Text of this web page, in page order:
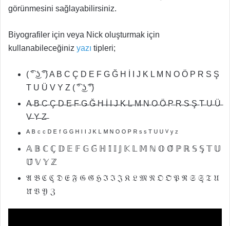
görünmesini sağlayabilirsiniz.
Biyografiler için veya Nick oluşturmak için
kullanabileceğiniz yazı tipleri;
( ͡° ͜ʖ ͡°) A B C Ç D E F G Ğ H İ I J K L M N O Ö P R S Ş
T U Ü V Y Z ( ͡° ͜ʖ ͡°)
A̶ B̶ C̶ Ç̶ D̶ E̶ F̶ G̶ Ğ̶ H̶ İ̶ I̶ J̶ K̶ L̶ M̶ N̶ O̶ Ö̶ P̶ R̶ S̶ Ş̶ T̶ U̶ Ü̶
V̶ Y̶ Z̶
ᴬ ᴮ ᶜ ᶜ ᴰ ᴱ ᶠ ᴳ ᴳ ᴴ ᴵ ᴵ ᴶ ᴷ ᴸ ᴹ ᴺ ᴼ ᴼ ᴾ ᴿ ˢ ˢ ᵀ ᵁ ᵁ ⱽ ʸ ᶻ
𝔸 𝔹 ℂ ℂ̧ 𝔻 𝔼 𝔽 𝔾 𝔾̆ ℍ 𝕀̇ 𝕀 𝕁 𝕂 𝕃 𝕄 ℕ 𝕆 𝕆̈ ℙ ℝ 𝕊 𝕊̧ 𝕋 𝕌
𝕌̈ 𝕍 𝕐 ℤ
𝔄 𝔅 ℭ ℭ̧ 𝔇 𝔈 𝔉 𝔊 𝔊̆ ℌ ℑ̇ ℑ 𝔍 𝔎 𝔏 𝔐 𝔑 𝔒 𝔒̈ 𝔓 ℜ 𝔖 𝔖̧ 𝔗 𝔘
𝔘̈ 𝔙 𝔜 ℨ